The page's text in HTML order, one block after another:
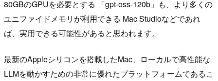
80GBのGPUを必要とする 「gpt-oss-120b」も、より多くの
ユニファイドメモリが利用できる Mac Studioなどであれ
ば、実用できる可能性があると思われます。
最新のAppleシリコンを搭載したMac、ローカルで高性能な
LLMを動かすための非常に優れたプラットフォームであるこ